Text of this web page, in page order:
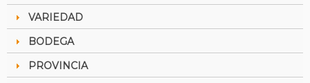
VARIEDAD
BODEGA
PROVINCIA